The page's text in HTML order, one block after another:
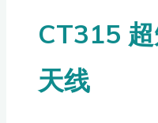
CT315
天线